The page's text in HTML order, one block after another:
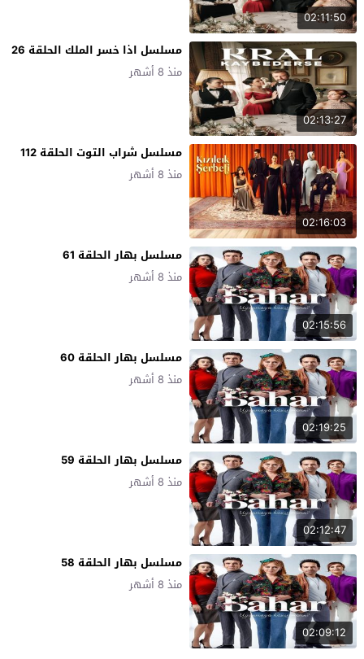
02:11:50
02:13:27
مسلسل اذا خسر الملك الحلقة 26
منذ 8 أشهر
02:16:03
مسلسل شراب التوت الحلقة 112
منذ 8 أشهر
02:15:56
مسلسل بهار الحلقة 61
منذ 8 أشهر
02:19:25
مسلسل بهار الحلقة 60
منذ 8 أشهر
02:12:47
مسلسل بهار الحلقة 59
منذ 8 أشهر
02:09:12
مسلسل بهار الحلقة 58
منذ 8 أشهر